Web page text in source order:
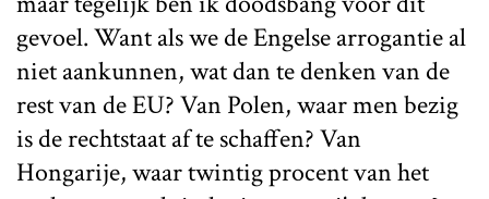
gevoel. Want als we de Engelse arrogantie al
niet aankunnen, wat dan te denken van de
rest van de EU? Van Polen, waar men bezig
is de rechtstaat af te schaffen? Van
Hongarije, waar twintig procent van het